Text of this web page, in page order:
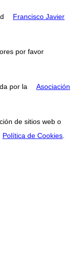
Francisco Javier
por favor
por la
Asociación
de sitios web o
Política de Cookies